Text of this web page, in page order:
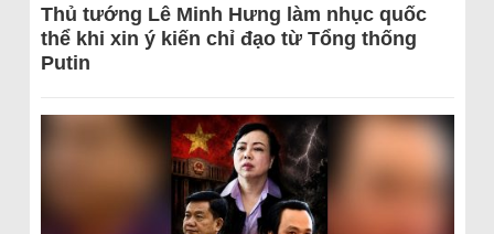
Thủ tướng Lê Minh Hưng làm nhục quốc
thể khi xin ý kiến chỉ đạo từ Tổng thống
Putin